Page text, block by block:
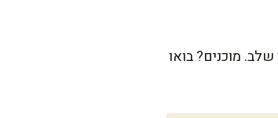
מוכנים? בואו